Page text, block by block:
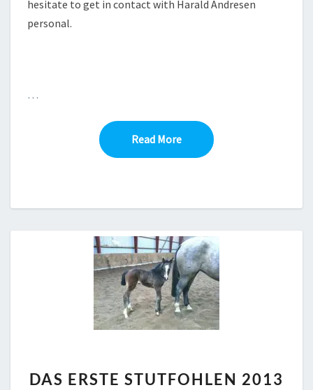
hesitate to get in contact with Harald Andresen
personal.
…
Read MoreRead More
ERSTE
DAS ERSTE STUTFOHLEN 2013